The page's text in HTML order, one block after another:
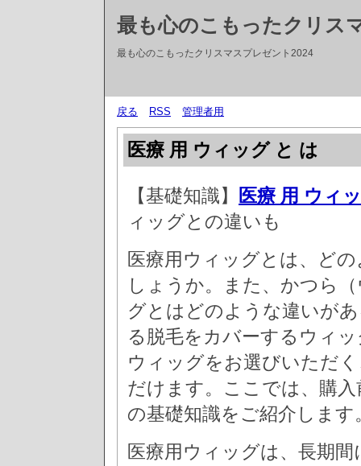
最も心のこもったクリス
最も心のこもったクリスマスプレゼント2024
戻る RSS 管理者用
医療 用 ウィッグ と は
【基礎知識】
医療 用 ウィ
ィッグとの違いも
医療用ウィッグとは、ど
しょうか。また、かつら
グとはどのような違いが
る脱毛をカバーするウィ
ウィッグをお選びいただ
だけます。ここでは、購
の基礎知識をご紹介します
医療用ウィッグは、長期